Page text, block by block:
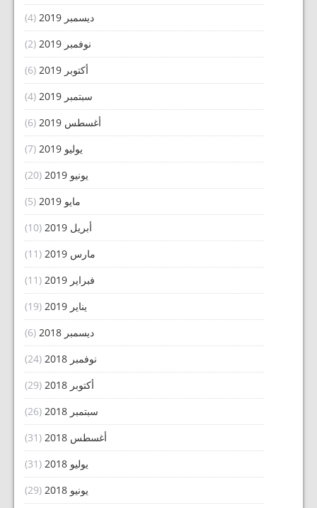
ديسمبر 2019
(4)
نوفمبر 2019
(2)
أكتوبر 2019
(6)
سبتمبر 2019
(4)
أغسطس 2019
(6)
يوليو 2019
(7)
يونيو 2019
(20)
مايو 2019
(5)
أبريل 2019
(10)
مارس 2019
(11)
فبراير 2019
(11)
يناير 2019
(19)
ديسمبر 2018
(6)
نوفمبر 2018
(24)
أكتوبر 2018
(29)
سبتمبر 2018
(26)
أغسطس 2018
(31)
يوليو 2018
(31)
يونيو 2018
(29)